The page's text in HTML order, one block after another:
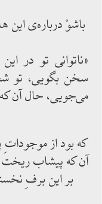
باشوْ درباره‌‌ی
«ناتوانی تو در
سخن بگویی، تو
می‌‌جویی، حال آن
كه بود از
آن كه پیشاب‌‌ ریخت
بر این برفِ